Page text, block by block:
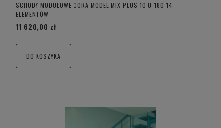
SCHODY MODUŁOWE CORA MODEL MIX PLUS 10 U-180 14
ELEMENTÓW
11 620,00 zł
DO KOSZYKA